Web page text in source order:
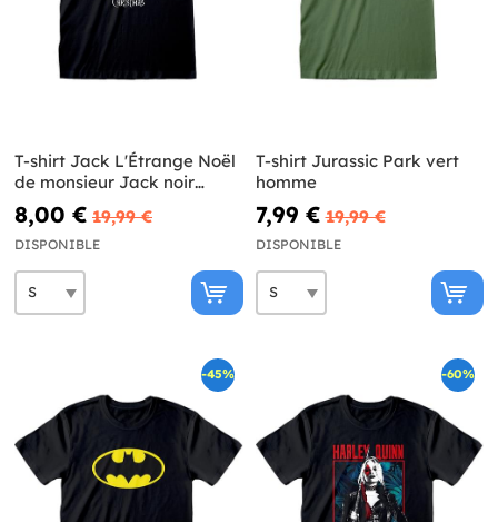
T-shirt Jack L'Étrange Noël
de monsieur Jack noir
homme
8,00 € 19,99 €
DISPONIBLE
T-shirt Jurassic Park vert
homme
7,99 € 19,99 €
DISPONIBLE
-45% -60%